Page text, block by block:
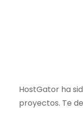
HostGator ha
proyectos. Te